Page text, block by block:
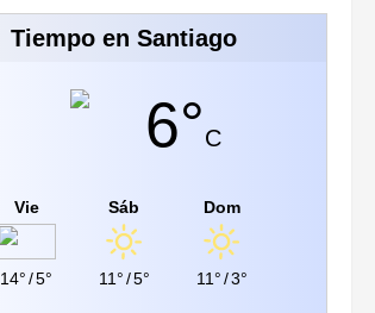
Tiempo en Santiago
6°C
Vie
14° /5°
Sáb
11°/5°
Dom
11°/3°